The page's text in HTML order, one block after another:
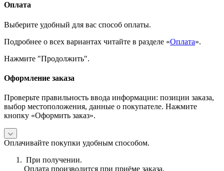
Оплата
Выберите удобный для вас способ оплаты.
Подробнее о всех вариантах читайте в разделе «Оплата».
Нажмите "Продолжить".
Оформление заказа
Проверьте правильность ввода информации: позиции заказа,
выбор местоположения, данные о покупателе. Нажмите
кнопку «Оформить заказ».
Оплачивайте покупки удобным способом.
При получении.
Оплата производится при приёме заказа.